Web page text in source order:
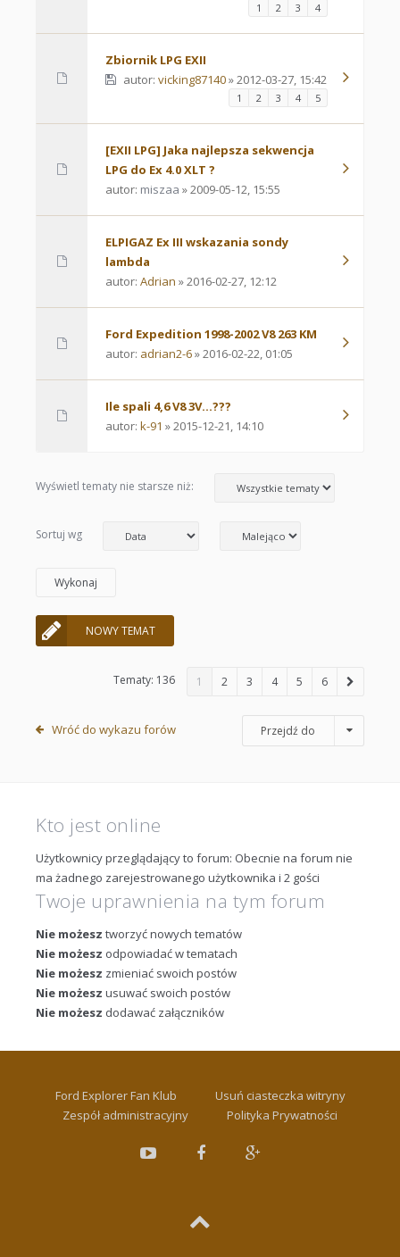
1 2 3 4
Zbiornik LPG EXII
autor: vicking87140» 2012-03-27, 15:42
1 2 3 4 5
[EXII LPG] Jaka najlepsza sekwencja
LPG do Ex 4.0 XLT ?
autor: miszaa » 2009-05-12, 15:55
ELPIGAZ Ex III wskazania sondy
lambda
autor: Adrian » 2016-02-27, 12:12
Ford Expedition 1998-2002 V8 263 KM
autor: adrian2-6» 2016-02-22, 01:05
Ile spali 4,6 V8 3V...???
autor: k-91 » 2015-12-21, 14:10
Wyświetl tematy nie starsze niż:
Sortuj wg
NOWY TEMAT
Tematy: 136 1 2 3 4 5 6
Wróć do wykazu forów Przejdź do
Kto jest online
Użytkownicy przeglądający to forum: Obecnie na forum nie
ma żadnego zarejestrowanego użytkownika i 2 gości
Twoje uprawnienia na tym forum
Nie możesz tworzyć nowych tematów
Nie możesz odpowiadać w tematach
Nie możesz zmieniać swoich postów
Nie możesz usuwać swoich postów
Nie możesz dodawać załączników
Ford Explorer Fan Klub
Usuń ciasteczka witryny
Zespół administracyjny
Polityka Prywatności